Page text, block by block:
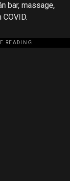
bar, massage,
READING.